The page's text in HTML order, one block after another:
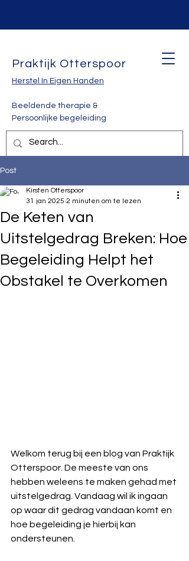
Praktijk Otterspoor
Herstel In Eigen Handen
Beeldende therapie &
Persoonlijke begeleiding
Post
De Keten van
Uitstelgedrag Breken: Hoe
Begeleiding Helpt het
Obstakel te Overkomen
Kirsten Otterspoor
31 jan 2025 2 minuten om te lezen
Welkom terug bij een blog van Praktijk
Otterspoor. De meeste van ons
hebben weleens te maken gehad met
uitstelgedrag. Vandaag wil ik ingaan
op waar dit gedrag vandaan komt en
hoe begeleiding je hierbij kan
ondersteunen.